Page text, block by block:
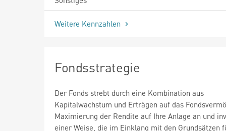
Weitere Kennzahlen
Fondsstrategie
Der Fonds strebt durch eine Kombination aus
Kapitalwachstum und Erträgen auf das
Maximierung der Rendite auf Ihre Anlage an und
einer Weise, die im Einklang mit den Grundsätzen